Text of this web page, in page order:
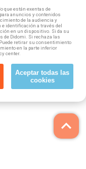
tienes que
en su
contigo
keyboard_arrow_up
que están exentas de
anuncios y contenidos
de la audiencia y
identificación a través del
en un dispositivo. Si da su
de Didomi. Si rechaza las
retirar su consentimiento
en la parte inferior
center.
Aceptar todas las
cookies